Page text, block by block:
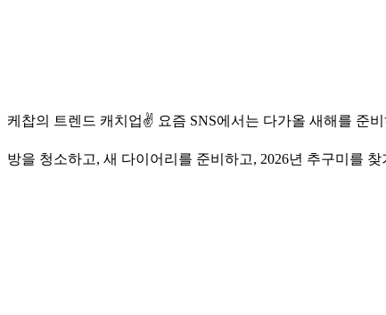
케찹의 트렌드 캐치업✌ 요즘 SNS에서는 다가올 새해를 준비
방을 청소하고, 새 다이어리를 준비하고, 2026년 추구미를